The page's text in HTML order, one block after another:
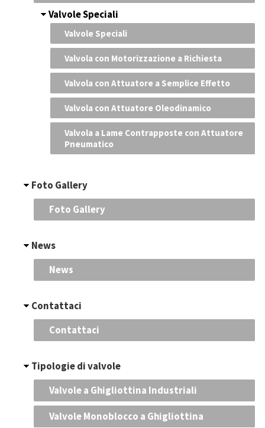
Valvole Speciali
Valvole Speciali
Valvola con Motorizzazione a Richiesta
Valvola con Attuatore a Semplice Effetto
Valvola con Attuatore Oleodinamico
Valvola a Lame Contrapposte con Attuatore
Pneumatico
Foto Gallery
Foto Gallery
News
News
Contattaci
Contattaci
Tipologie di valvole
Valvole a Ghigliottina Industriali
Valvole Monoblocco a Ghigliottina